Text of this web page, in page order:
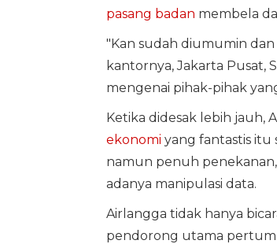
pasang badan membela
"Kan sudah diumumin
kantornya, Jakarta Pusat,
mengenai pihak-pihak
Ketika didesak lebih jauh,
ekonomi yang fantastis itu
namun penuh
adanya manipulasi data.
Airlangga tidak hanya
pendorong utama